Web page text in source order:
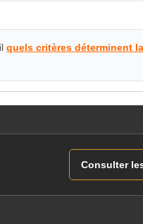
quels critères déterminent
Consulter